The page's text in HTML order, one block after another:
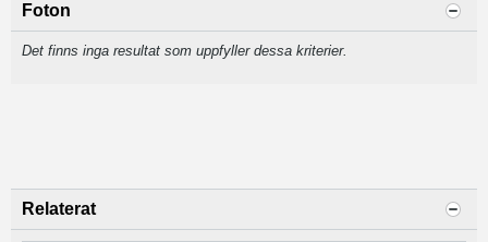
Foton
Det finns inga resultat som uppfyller dessa kriterier.
Relaterat